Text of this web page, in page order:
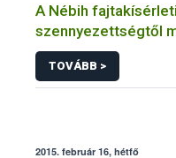
A Nébih
szennyezettségtől
termesztettek
TOVÁBB >
2015. február 16, hétfő